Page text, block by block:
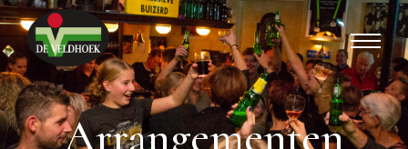
Arrangementen